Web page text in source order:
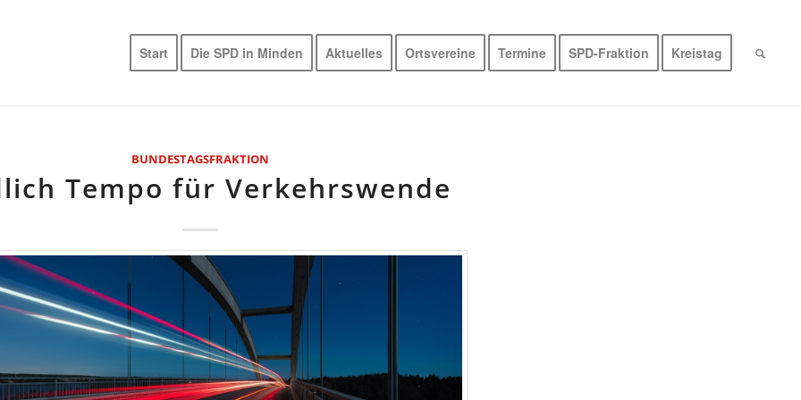
Start Die SPD in Minden Aktuelles Ortsvereine Termine SPD-Fraktion Kreistag
BUNDESTAGSFRAKTION
Tempo für Verkehrswende